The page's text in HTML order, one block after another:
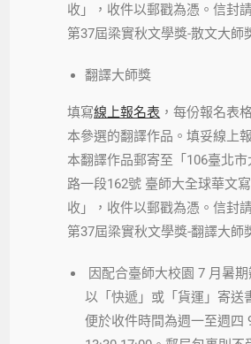
收」，收件以郵戳為憑。信封
第37屆梁實秋文學獎-散文大師
翻譯大師獎
填寫線上報名表 ，每份報名表
本參選的翻譯作品。填妥線上
本翻譯作品郵寄至「106臺北
路一段162號 臺師大全球華文
收」，收件以郵戳為憑。信封
第37屆梁實秋文學獎-翻譯大師
因配合臺師大校園 7 月暑
以「快遞」或「貨運」寄送
便於收件時間為週一至週四